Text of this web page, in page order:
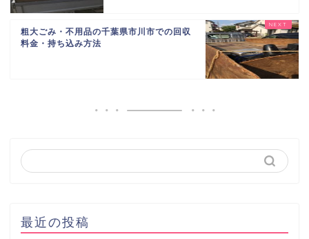
粗大ごみ・不用品の千葉県市川市での回収
料金・持ち込み方法
最近の投稿